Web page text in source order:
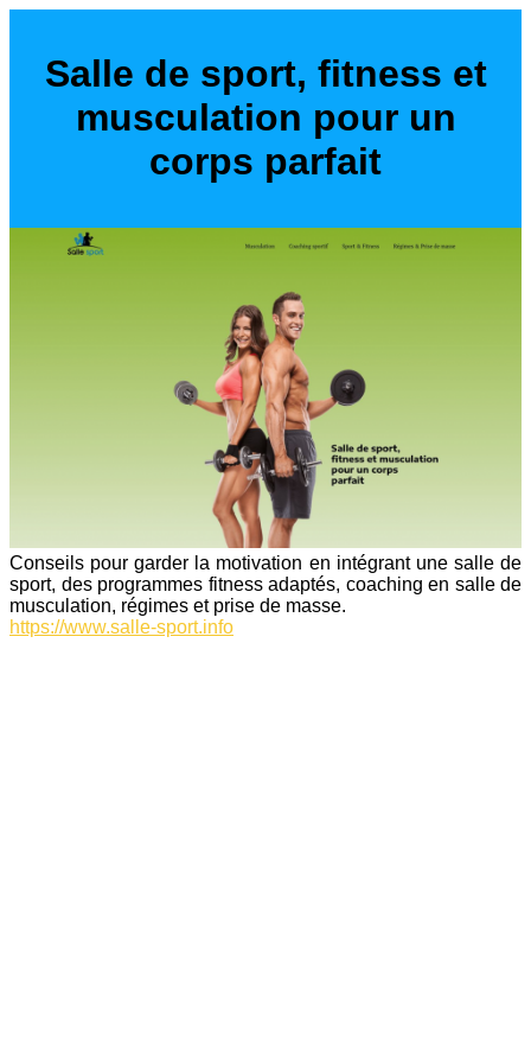
Salle de sport, fitness et
musculation pour un
corps parfait
Conseils pour garder la motivation en intégrant une salle de
sport, des programmes fitness adaptés, coaching en salle de
musculation, régimes et prise de masse.
https://www.salle-sport.info